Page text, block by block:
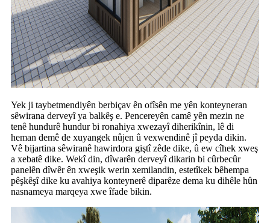
Yek ji taybetmendiyên berbiçav ên ofîsên me yên konteyneran
sêwirana derveyî ya balkêş e. Pencereyên camê yên mezin ne
tenê hundurê hundur bi ronahiya xwezayî diherikînin, lê di
heman demê de xuyangek nûjen û vexwendinê jî peyda dikin.
Vê bijartina sêwiranê hawirdora giştî zêde dike, û ew cîhek xweş
a xebatê dike. Wekî din, dîwarên derveyî dikarin bi cûrbecûr
panelên dîwêr ên xweşik werin xemilandin, estetîkek bêhempa
pêşkêşî dike ku avahiya konteynerê diparêze dema ku dihêle hûn
nasnameya marqeya xwe îfade bikin.